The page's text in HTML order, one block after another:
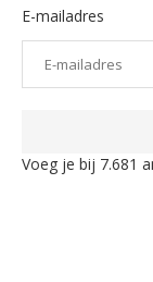
E-mailadres
Voeg je bij 7.681